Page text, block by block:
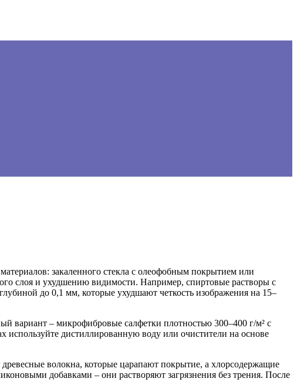
закаленного стекла с олеофобным покрытием или
слоя и ухудшению видимости. Например, спиртовые растворы с
до 0,1 мм, которые ухудшают четкость изображения на 15–
вариант – микрофибровые салфетки плотностью 300–400 г/м² с
дистиллированную воду или очистители на основе
волокна, которые царапают покрытие, а хлорсодержащие
добавками – они растворяют загрязнения без трения. После